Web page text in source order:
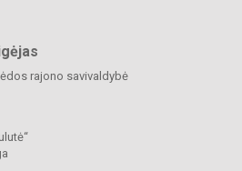
rajono savivaldybė